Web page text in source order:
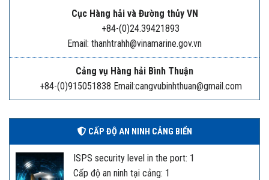
Cục Hàng hải và Đường thủy VN
+84-(0)24.39421893
Email: thanhtrahh@vinamarine.gov.vn
Cảng vụ Hàng hải Bình Thuận
+84-(0)915051838 Email:cangvubinhthuan@gmail.com
CẤP ĐỘ AN NINH CẢNG BIỂN
ISPS security level in the port: 1
Cấp độ an ninh tại cảng: 1